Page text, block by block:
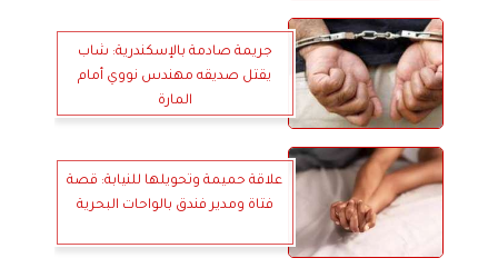
جريمة صادمة بالإسكندرية: شاب
يقتل صديقه مهندس نووي أمام
المارة
علاقة حميمة وتحويلها للنيابة: قصة
فتاة ومدير فندق بالواحات البحرية